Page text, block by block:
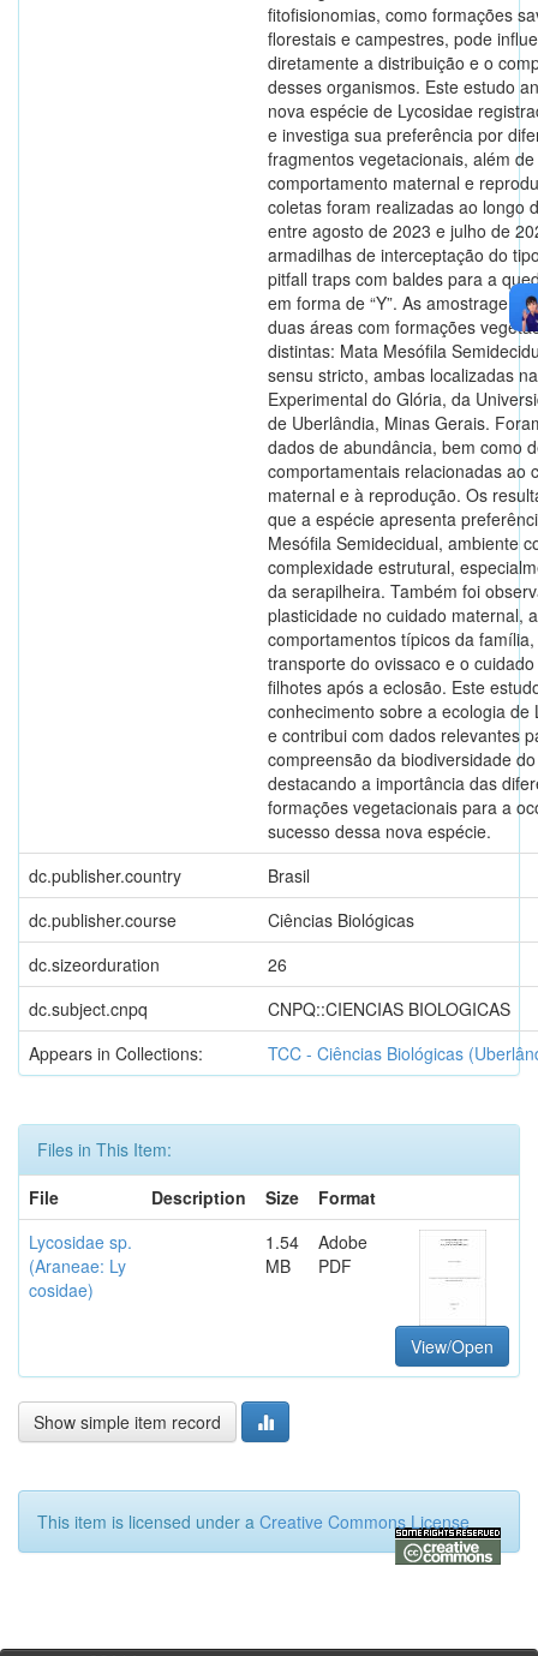
fitofisionomias, como formações
florestais e campestres, pode
diretamente a distribuição e o
desses organismos. Este estudo
nova espécie de Lycosidae
e investiga sua preferência por
fragmentos vegetacionais, além
comportamento maternal e
coletas foram realizadas ao longo
entre agosto de 2023 e julho de
armadilhas de interceptação do
pitfall traps com baldes para a
em forma de “Y”. As amostragens
duas áreas com formações
distintas: Mata Mesófila
sensu stricto, ambas localizadas
Experimental do Glória, da
de Uberlândia, Minas Gerais.
dados de abundância, bem como
comportamentais relacionadas ao
maternal e à reprodução. Os
que a espécie apresenta
Mesófila Semidecidual, ambiente
complexidade estrutural,
da serapilheira. Também foi
plasticidade no cuidado maternal,
comportamentos típicos da
transporte do ovissaco e o
filhotes após a eclosão. Este
conhecimento sobre a ecologia de
e contribui com dados relevantes
compreensão da biodiversidade
destacando a importância das
formações vegetacionais para a
sucesso dessa nova espécie.
dc.publisher.country
Brasil
dc.publisher.course
Ciências Biológicas
dc.sizeorduration
26
dc.subject.cnpq
CNPQ::CIENCIAS BIOLOGICAS
Appears in Collections:
TCC - Ciências Biológicas
Files in This Item:
File
Description Size
Format
Lycosidae sp.
(Araneae: Ly
cosidae)
1.54
MB
Adobe
PDF
View/Open
Show simple item record
This item is licensed under a Creative Commons License